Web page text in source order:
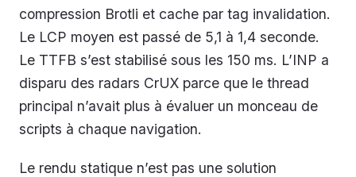
compression Brotli et cache par tag invalidation.
Le LCP moyen est passé de 5,1 à 1,4 seconde.
Le TTFB s’est stabilisé sous les 150 ms. L’INP a
disparu des radars CrUX parce que le thread
principal n’avait plus à évaluer un monceau de
scripts à chaque navigation.
Le rendu statique n’est pas une solution